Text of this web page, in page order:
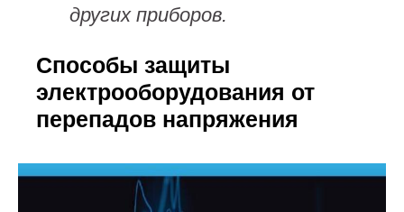
других приборов.
Способы защиты
электрооборудования от
перепадов напряжения